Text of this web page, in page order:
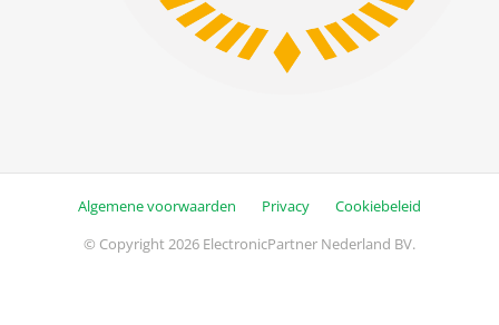
Algemene voorwaarden Privacy
Cookiebeleid
© Copyright 2026 ElectronicPartner Nederland BV.